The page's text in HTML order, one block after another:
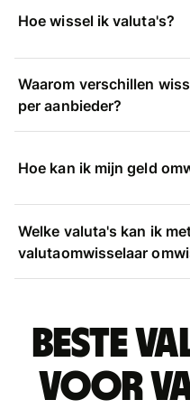
Hoe wissel ik valuta's?
Waarom verschillen
per aanbieder?
Hoe kan ik mijn geld
Welke valuta's kan ik
valutaomwisselaar
Beste
voor